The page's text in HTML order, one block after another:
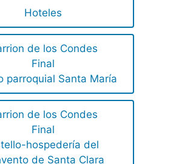
Hoteles
de los Condes
Final
parroquial Santa María
de los Condes
Final
hospedería del
de Santa Clara